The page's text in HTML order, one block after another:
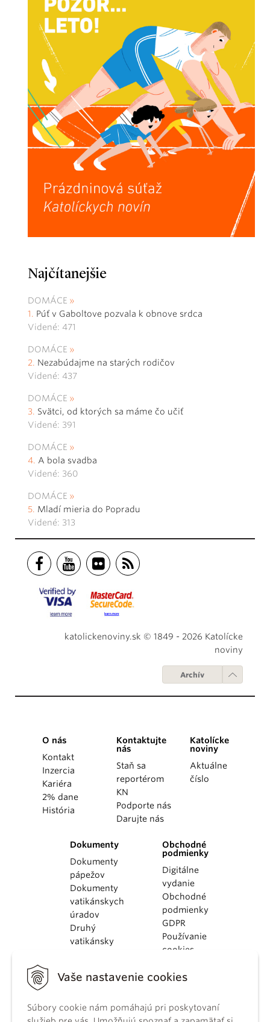
Vaše nastavenie cookies
Súbory cookie nám pomáhajú pri poskytovaní
Najčítanejšie
DOMÁCE
Púť v Gaboltove pozvala k obnove srdca
Videné: 471
DOMÁCE
Nezabúdajme na starých rodičov
Videné: 437
DOMÁCE
Svätci, od ktorých sa máme čo učiť
Videné: 391
DOMÁCE
A bola svadba
Videné: 360
DOMÁCE
Mladí mieria do Popradu
Videné: 313
katolickenoviny.sk © 1849 - 2026 Katolícke
noviny
Archív
O nás
Kontakt
Inzercia
Kariéra
2% dane
História
Kontaktujte
nás
Staň sa
reportérom
KN
Podporte nás
Darujte nás
Katolícke
noviny
Aktuálne
číslo
Dokumenty
Dokumenty
pápežov
Dokumenty
vatikánskych
úradov
Druhý
vatikánsky
KBS
kánonického
Obchodné
podmienky
Digitálne
vydanie
Obchodné
podmienky
GDPR
Používanie
cookies